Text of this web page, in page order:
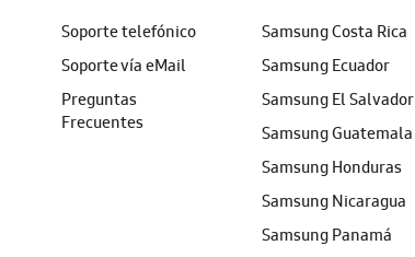
Soporte telefónico
Soporte vía eMail
Preguntas
Frecuentes
Samsung Costa Rica
Samsung Ecuador
Samsung El Salvador
Samsung Guatemala
Samsung Honduras
Samsung Nicaragua
Samsung Panamá